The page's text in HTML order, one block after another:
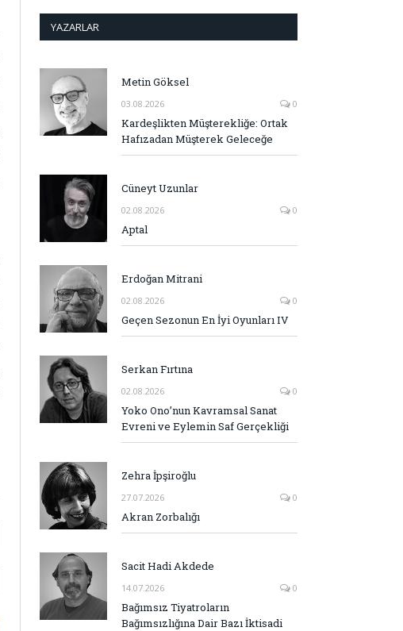
YAZARLAR
Metin Göksel
03.08.2026 0
Kardeşlikten Müşterekliğe: Ortak
Hafızadan Müşterek Geleceğe
Cüneyt Uzunlar
02.08.2026 0
Aptal
Erdoğan Mitrani
02.08.2026 0
Geçen Sezonun En İyi Oyunları IV
Serkan Fırtına
02.08.2026 0
Yoko Ono’nun Kavramsal Sanat
Evreni ve Eylemin Saf Gerçekliği
Zehra İpşiroğlu
27.07.2026 0
Akran Zorbalığı
Sacit Hadi Akdede
14.07.2026 0
Bağımsız Tiyatroların
Bağımsızlığına Dair Bazı İktisadi